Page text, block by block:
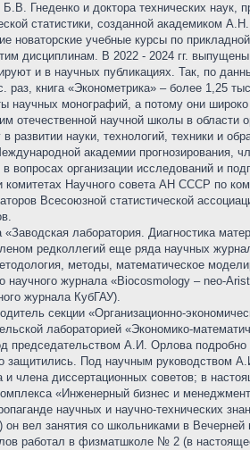
Гнеденко и доктора технических наук,
статистики, созданной академиком
учебные курсы по
дисциплинам. В 2022 - 2024 гг.
и в научных публикациях. Так, по
раз, книга «Эконометрика» – более 1,25
монографий, а потому они
отечественной научной школы в области
развитии науки, технологий, техники и
академии прогнозирования,
организации исследований и
Научного совета АН СССР по
Всесоюзной статистической
лаборатория. Диагностика
редколлегий еще ряда научных
методы, математическое
журнала «Biocosmology – neo-
журнала КубГАУ).
секции «Организационно-
лабораторией «Экономико-
председательством А.И. Орлова
защитились. Под научным руководством
члена диссертационных советов; в
«Инженерный бизнес и
научных и научно-технических
он вел занятия со школьниками в
работал в физматшколе № 2 (в